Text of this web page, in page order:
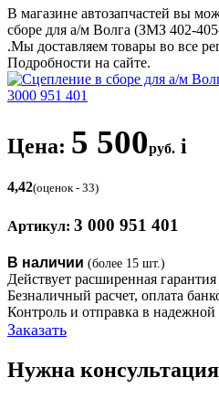
В магазине автозапчастей вы
сборе для а/м Волга (ЗМЗ 402-
.Мы доставляем товары во все
Подробности на сайте.
Цена: 5 500руб. i
4,42(оценок - 33)
Артикул: 3 000 951 401
В наличии (более 15 шт.)
Действует расширенная
Безналичный расчет, оплата
Контроль и отправка в надежной
Заказать
Нужна